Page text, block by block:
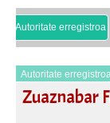
Autoritate erregistroa
Autoritate
Zuaznabar